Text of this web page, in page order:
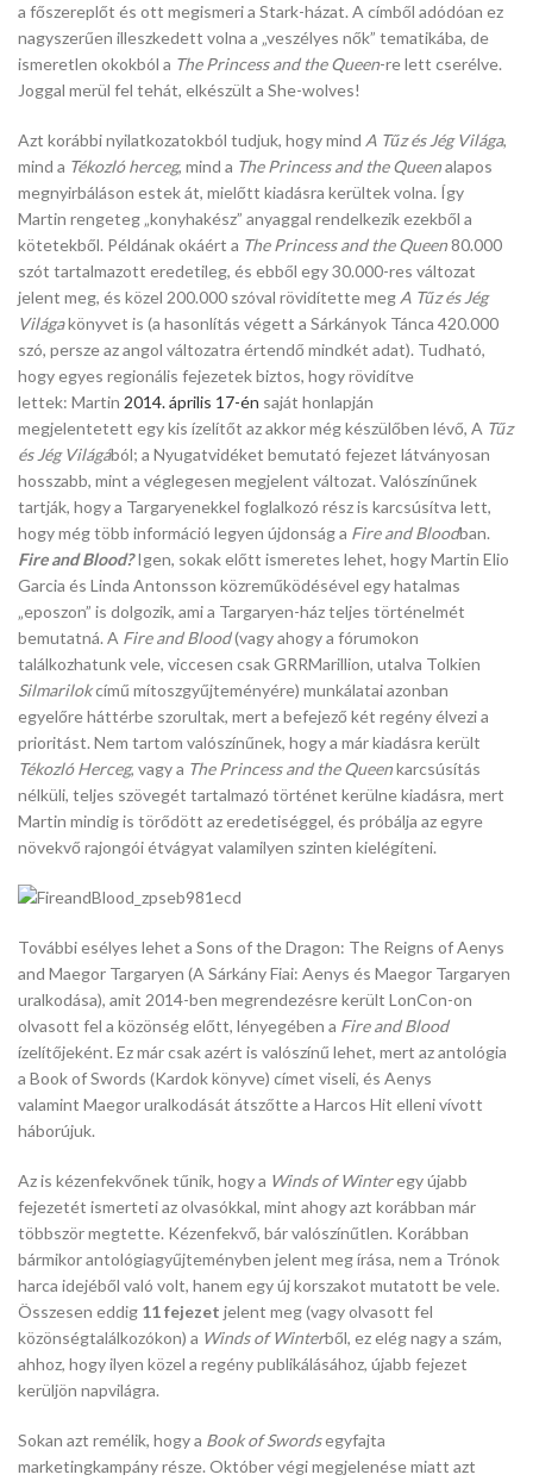
a főszereplőt és ott megismeri a Stark-házat. A címből adódóan ez
nagyszerűen illeszkedett volna a „veszélyes nők” tematikába, de
ismeretlen okokból a The Princess and the Queen-re lett cserélve.
Joggal merül fel tehát, elkészült a She-wolves!
Azt korábbi nyilatkozatokból tudjuk, hogy mind A Tűz és Jég Világa,
mind a Tékozló herceg, mind a The Princess and the Queenalapos
megnyirbáláson estek át, mielőtt kiadásra kerültek volna. Így
Martin rengeteg „konyhakész” anyaggal rendelkezik ezekből a
kötetekből. Példának okáért a The Princess and the Queen80.000
szót tartalmazott eredetileg, és ebből egy 30.000-res változat
jelent meg, és közel 200.000 szóval rövidítette meg A Tűz és Jég
Világakönyvet is (a hasonlítás végett a Sárkányok Tánca 420.000
szó, persze az angol változatra értendő mindkét adat). Tudható,
hogy egyes regionális fejezetek biztos, hogy rövidítve
lettek: Martin 2014. április 17-én saját honlapján
megjelentetett egy kis ízelítőt az akkor még készülőben lévő, A Tűz
és Jég Világából; a Nyugatvidéket bemutató fejezet látványosan
hosszabb, mint a véglegesen megjelent változat. Valószínűnek
tartják, hogy a Targaryenekkel foglalkozó rész is karcsúsítva lett,
hogy még több információ legyen újdonság a Fire and Bloodban.
Fire and Blood?Igen, sokak előtt ismeretes lehet, hogy Martin Elio
Garcia és Linda Antonsson közreműködésével egy hatalmas
„eposzon” is dolgozik, ami a Targaryen-ház teljes történelmét
bemutatná. A Fire and Blood(vagy ahogy a fórumokon
találkozhatunk vele, viccesen csak GRRMarillion, utalva Tolkien
Silmarilokcímű mítoszgyűjteményére) munkálatai azonban
egyelőre háttérbe szorultak, mert a befejező két regény élvezi a
prioritást. Nem tartom valószínűnek, hogy a már kiadásra került
Tékozló Herceg, vagy a The Princess and the Queenkarcsúsítás
nélküli, teljes szövegét tartalmazó történet kerülne kiadásra, mert
Martin mindig is törődött az eredetiséggel, és próbálja az egyre
növekvő rajongói étvágyat valamilyen szinten kielégíteni.
További esélyes lehet a Sons of the Dragon: The Reigns of Aenys
and Maegor Targaryen (A Sárkány Fiai: Aenys és Maegor Targaryen
uralkodása), amit 2014-ben megrendezésre került LonCon-on
olvasott fel a közönség előtt, lényegében a Fire and Blood
ízelítőjeként. Ez már csak azért is valószínű lehet, mert az antológia
a Book of Swords (Kardok könyve) címet viseli, és Aenys
valamint Maegor uralkodását átszőtte a Harcos Hit elleni vívott
háborújuk.
Az is kézenfekvőnek tűnik, hogy a Winds of Winteregy újabb
fejezetét ismerteti az olvasókkal, mint ahogy azt korábban már
többször megtette. Kézenfekvő, bár valószínűtlen. Korábban
bármikor antológiagyűjteményben jelent meg írása, nem a Trónok
harca idejéből való volt, hanem egy új korszakot mutatott be vele.
Összesen eddig 11 fejezet jelent meg (vagy olvasott fel
közönségtalálkozókon) a Winds of Winterből, ez elég nagy a szám,
ahhoz, hogy ilyen közel a regény publikálásához, újabb fejezet
kerüljön napvilágra.
Sokan azt remélik, hogy a Book of Swordsegyfajta
marketingkampány része. Október végi megjelenése miatt azt